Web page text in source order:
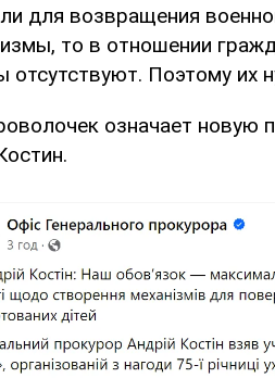
для возвращения
то в отношении
отсутствуют. Поэтому их
означает новую